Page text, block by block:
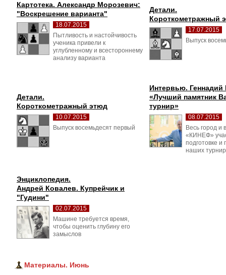
Картотека. Александр Морозевич:
"Воскрешение варианта"
18.07.2015
Пытливость и настойчивость
ученика привели к
углубленному и всестороннему
анализу варианта
Детали.
Короткометражный
17.07.2015
Выпуск
Детали.
Короткометражный этюд
10.07.2015
Выпуск восемьдесят первый
Интервью. Геннадий
«Лучший памятник
турнир»
08.07.2015
Весь город и
«КИНЕФ»
подготовке и
наших
Энциклопедия.
Андрей Ковалев. Купрейчик и
"Гудини"
02.07.2015
Машине требуется время,
чтобы оценить глубину его
замыслов
Материалы. Июнь